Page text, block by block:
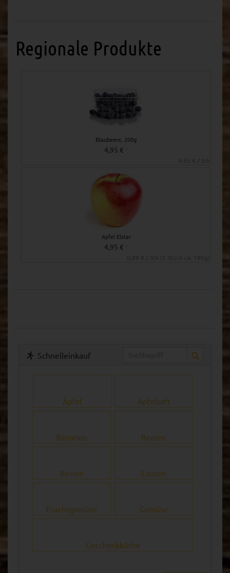
Regionale Produkte
Blaubeere, 200g
4,95 € *
Apfel Elstar
4,95 € *
Schnelleinkauf
Äpfel Apfelsaft
Bananen Beeren
Birnen Exoten
Fruchtgemüse Gemüse
Geschenkkörbe